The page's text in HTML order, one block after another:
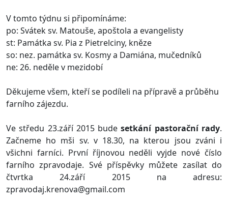
V tomto týdnu si připomínáme:
po: Svátek sv. Matouše, apoštola a evangelisty
st: Památka sv. Pia z Pietrelciny, kněze
so: nez. památka sv. Kosmy a Damiána, mučedníků
ne: 26. neděle v mezidobí
Děkujeme všem, kteří se podíleli na přípravě a průběhu
farního zájezdu.
Ve středu 23.září 2015 budesetkání pastorační rady.
Začneme ho mši sv. v 18.30, na kterou jsou zváni i
všichni farníci. První říjnovou neděli vyjde nové číslo
farního zpravodaje. Své příspěvky můžete zasílat do
čtvrtka 24.září 2015 na adresu:
zpravodaj.krenova@gmail.com